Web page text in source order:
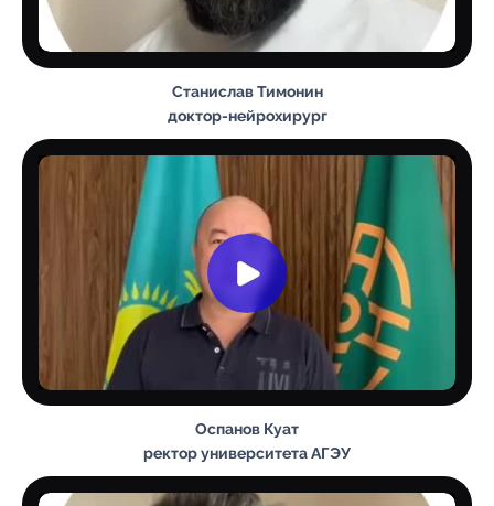
Станислав Тимонин
доктор-нейрохирург
Оспанов Куат
ректор университета АГЭУ